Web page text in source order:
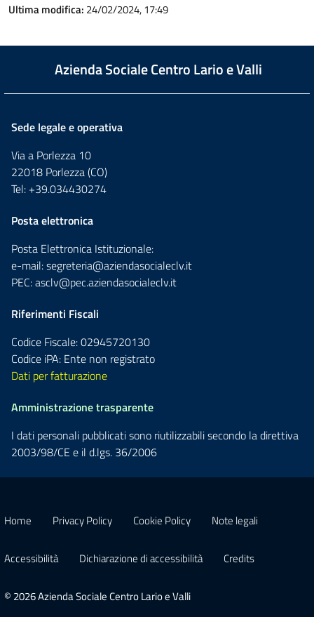
Ultima modifica: 24/02/2024, 17:49
Azienda Sociale Centro Lario e Valli
Sede legale e operativa
Via a Porlezza 10
22018 Porlezza (CO)
Tel: +39.034430274
Posta elettronica
Posta Elettronica Istituzionale:
e-mail:segreteria@aziendasocialeclv.it
PEC:asclv@pec.aziendasocialeclv.it
Riferimenti Fiscali
Codice Fiscale: 02945720130
Codice iPA: Ente non registrato
Dati per fatturazione
Amministrazione trasparente
I dati personali pubblicati sono riutilizzabili secondo la direttiva
2003/98/CE e il d.lgs. 36/2006
Home Privacy Policy Cookie Policy Note legali
Accessibilità Dichiarazione di accessibilità Credits
© 2026 Azienda Sociale Centro Lario e Valli